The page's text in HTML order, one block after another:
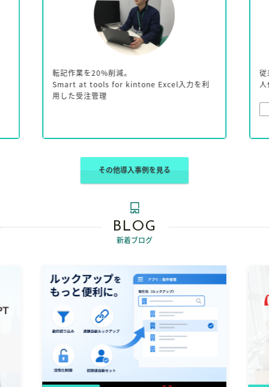
転記作業を20%削減。
Smart at tools for kintone Excel入力を利
用した受注管理
人
その他導入事例を見る
BLOG
新着ブログ